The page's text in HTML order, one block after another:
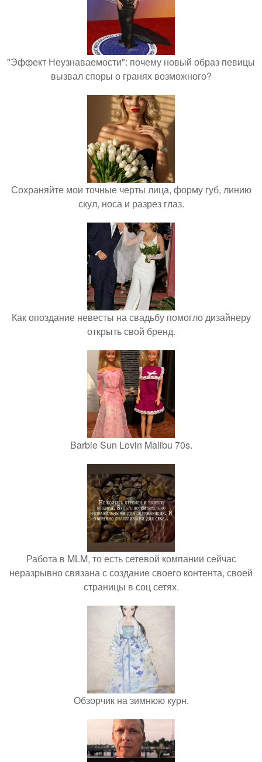
"Эффект Неузнаваемости": почему новый образ певицы
вызвал споры о гранях возможного?
Сохраняйте мои точные черты лица, форму губ, линию
скул, носа и разрез глаз.
Как опоздание невесты на свадьбу помогло дизайнеру
открыть свой бренд.
Barbie Sun Lovin Malibu 70s.
Работа в MLM, то есть сетевой компании сейчас
неразрывно связана с создание своего контента, своей
страницы в соц сетях.
Обзорчик на зимнюю курн.